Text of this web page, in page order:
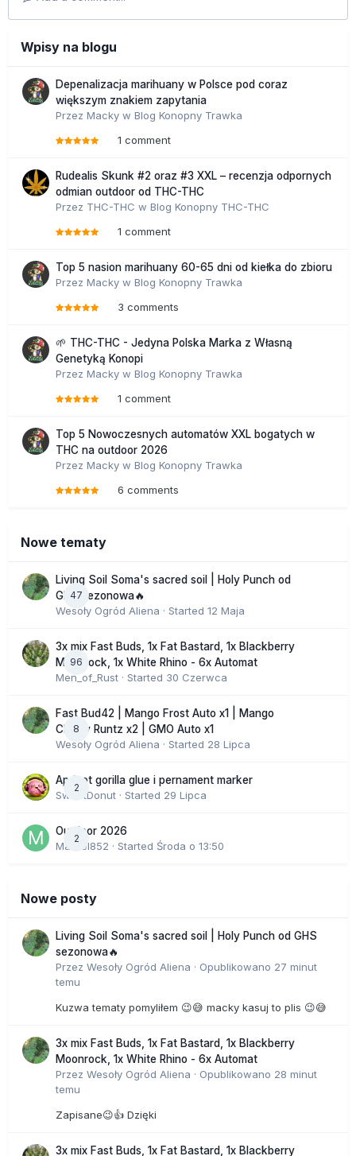
Wpisy na blogu
Depenalizacja marihuany w Polsce pod coraz
większym znakiem zapytania
Przez Macky w Blog Konopny Trawka
1 comment
Rudealis Skunk #2 oraz #3 XXL – recenzja odpornych
odmian outdoor od THC-THC
Przez THC-THC w Blog Konopny THC-THC
1 comment
Top 5 nasion marihuany 60-65 dni od kiełka do zbioru
Przez Macky w Blog Konopny Trawka
3 comments
🌱 THC-THC - Jedyna Polska Marka z Własną
Genetyką Konopi
Przez Macky w Blog Konopny Trawka
1 comment
Top 5 Nowoczesnych automatów XXL bogatych w
THC na outdoor 2026
Przez Macky w Blog Konopny Trawka
6 comments
Nowe tematy
47
Living Soil Soma's sacred soil | Holy Punch od
GHS sezonowa🔥
Wesoły Ogród Aliena · Started 12 Maja
96
3x mix Fast Buds, 1x Fat Bastard, 1x Blackberry
Moonrock, 1x White Rhino - 6x Automat
Men_of_Rust · Started 30 Czerwca
8
Fast Bud42 | Mango Frost Auto x1 | Mango
Cherry Runtz x2 | GMO Auto x1
Wesoły Ogród Aliena · Started 28 Lipca
2
Apricot gorilla glue i pernament marker
SweetDonut · Started 29 Lipca
2
Outdoor 2026
Marcel852 · Started Środa o 13:50
Nowe posty
Living Soil Soma's sacred soil | Holy Punch od GHS
sezonowa🔥
Przez Wesoły Ogród Aliena · Opublikowano 27 minut
temu
Kuzwa tematy pomyliłem 😉😅 macky kasuj to plis 😉😅
3x mix Fast Buds, 1x Fat Bastard, 1x Blackberry
Moonrock, 1x White Rhino - 6x Automat
Przez Wesoły Ogród Aliena · Opublikowano 28 minut
temu
Zapisane😉👍 Dzięki
3x mix Fast Buds, 1x Fat Bastard, 1x Blackberry